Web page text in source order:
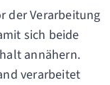
der Verarbeitung
sich beide
annähern.
verarbeitet